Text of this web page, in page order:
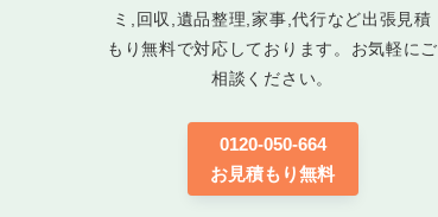
ミ,回収,遺品整理,家事,代行など出張見積
もり無料で対応しております。お気軽にご
相談ください。
0120-050-664
お見積もり無料